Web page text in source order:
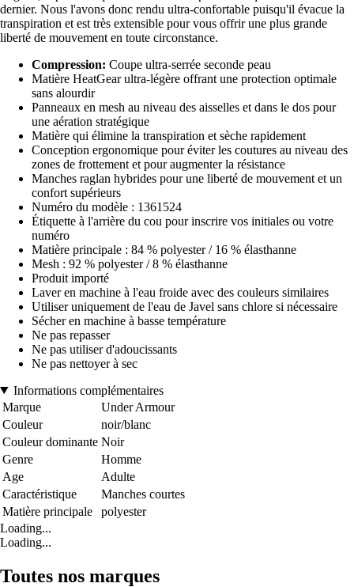
dernier. Nous l'avons donc rendu ultra-confortable puisqu'il évacue la
transpiration et est très extensible pour vous offrir une plus grande
liberté de mouvement en toute circonstance.
Compression: Coupe ultra-serrée seconde peau
Matière HeatGear ultra-légère offrant une protection optimale
sans alourdir
Panneaux en mesh au niveau des aisselles et dans le dos pour
une aération stratégique
Matière qui élimine la transpiration et sèche rapidement
Conception ergonomique pour éviter les coutures au niveau des
zones de frottement et pour augmenter la résistance
Manches raglan hybrides pour une liberté de mouvement et un
confort supérieurs
Numéro du modèle : 1361524
Étiquette à l'arrière du cou pour inscrire vos initiales ou votre
numéro
Matière principale : 84 % polyester / 16 % élasthanne
Mesh : 92 % polyester / 8 % élasthanne
Produit importé
Laver en machine à l'eau froide avec des couleurs similaires
Utiliser uniquement de l'eau de Javel sans chlore si nécessaire
Sécher en machine à basse température
Ne pas repasser
Ne pas utiliser d'adoucissants
Ne pas nettoyer à sec
Informations complémentaires
Marque
Under Armour
Couleur
noir/blanc
Couleur dominante Noir
Genre
Homme
Age
Adulte
Caractéristique
Manches courtes
Matière principale
polyester
Loading...
Loading...
Toutes nos marques